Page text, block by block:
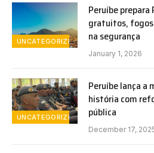
UNCATEGORIZED
Peruíbe
gratuitos,
na segurança
January 1, 2026
UNCATEGORIZED
Peruíbe lança a
história com
pública
December 17,